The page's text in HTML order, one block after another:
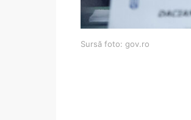
Sursă foto: gov.ro